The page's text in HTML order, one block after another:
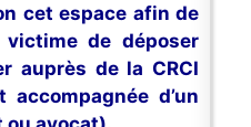
cet espace afin de
de déposer
auprès de la CRCI
d’un